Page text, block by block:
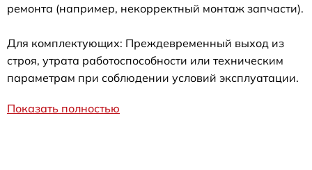
ремонта (например, некорректный монтаж запчасти).
Для комплектующих: Преждевременный выход из
строя, утрата работоспособности или техническим
параметрам при соблюдении условий эксплуатации.
Показать полностью